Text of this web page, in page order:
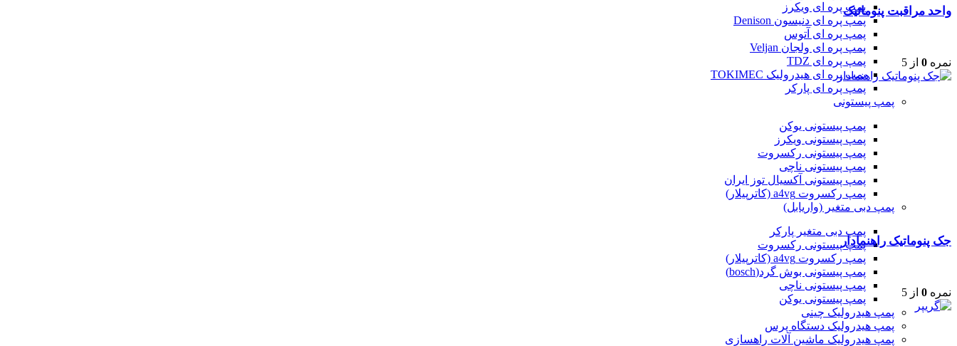
پمپ پره ای ویکرز
پمپ پره ای دنیسون Denison
پمپ پره ای آتوس
پمپ پره ای ولجان Veljan
پمپ پره ای TDZ
پمپ پره ای هیدرولیک TOKIMEC
پمپ پره ای پارکر
پمپ پیستونی
پمپ پیستونی یوکن
پمپ پیستونی ویکرز
پمپ پیستونی رکسروت
پمپ پیستونی ناچی
پمپ پیستونی آکسیال توز ایران
پمپ رکسروت a4vg (کاترپیلار)
پمپ دبی متغیر (واریابل)
پمپ دبی متغیر پارکر
پمپ پیستونی رکسروت
پمپ رکسروت a4vg (کاترپیلار)
پمپ پیستونی بوش گرد(bosch)
پمپ پیستونی ناچی
پمپ پیستونی یوکن
پمپ هیدرولیک چینی
پمپ هیدرولیک دستگاه پرس
پمپ هیدرولیک ماشین آلات راهسازی
واحد مراقبت پنوماتیک
نمره 0 از 5
جک پنوماتیک راهنمادار
نمره 0 از 5